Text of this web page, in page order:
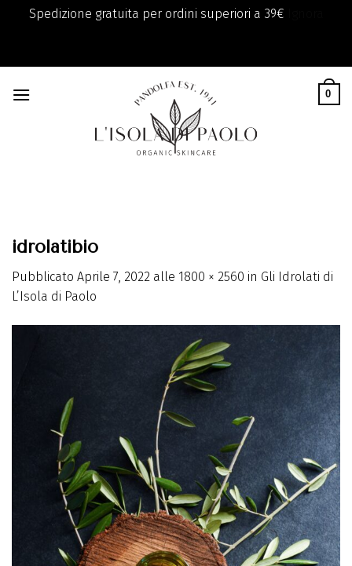
Spedizione gratuita per ordini superiori a 39€
content
0
idrolatibio
Pubblicato Aprile 7, 2022 alle 1800 × 2560 in Gli Idrolati di
L’Isola di Paolo